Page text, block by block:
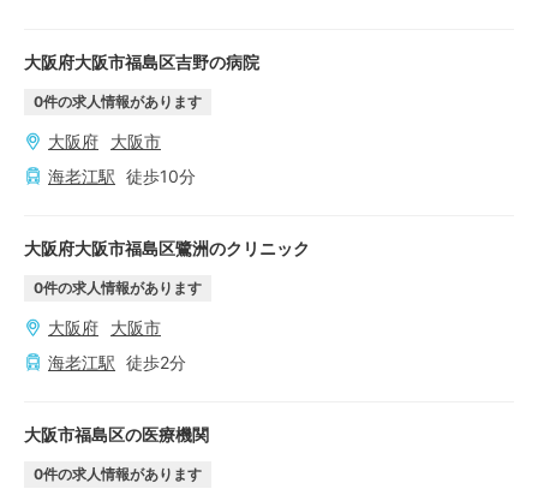
大阪府大阪市福島区吉野の病院
0件の求人情報があります
大阪府
大阪市
海老江駅 徒歩10分
大阪府大阪市福島区鷺洲のクリニック
0件の求人情報があります
大阪府
大阪市
海老江駅 徒歩2分
大阪市福島区の医療機関
0件の求人情報があります